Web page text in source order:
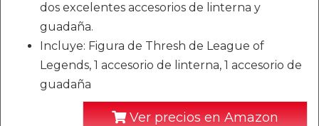
dos excelentes accesorios de linterna y
guadaña.
Incluye: Figura de Thresh de League of
Legends, 1 accesorio de linterna, 1 accesorio de
guadaña
Ver precios en Amazon